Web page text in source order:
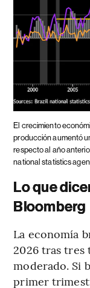
El crecimiento
producción aumentó
respecto al año
national statistics
Lo que
Bloomberg
La economía
2026 tras
moderado. Si
primer